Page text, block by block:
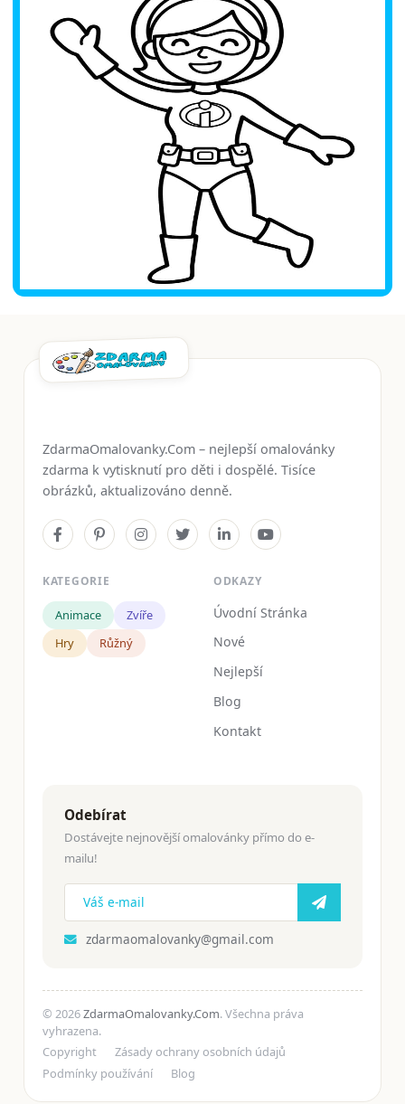
ZdarmaOmalovanky.Com – nejlepší omalovánky
zdarma k vytisknutí pro děti i dospělé. Tisíce
obrázků, aktualizováno denně.
KATEGORIE
Animace
Zvíře
Hry
Růžný
ODKAZY
Úvodní Stránka
Nové
Nejlepší
Blog
Kontakt
Odebírat
Dostávejte nejnovější omalovánky přímo do e-
mailu!
zdarmaomalovanky@gmail.com
© 2026ZdarmaOmalovanky.Com. Všechna práva
vyhrazena.
Copyright
Zásady ochrany osobních údajů
Podmínky používání
Blog